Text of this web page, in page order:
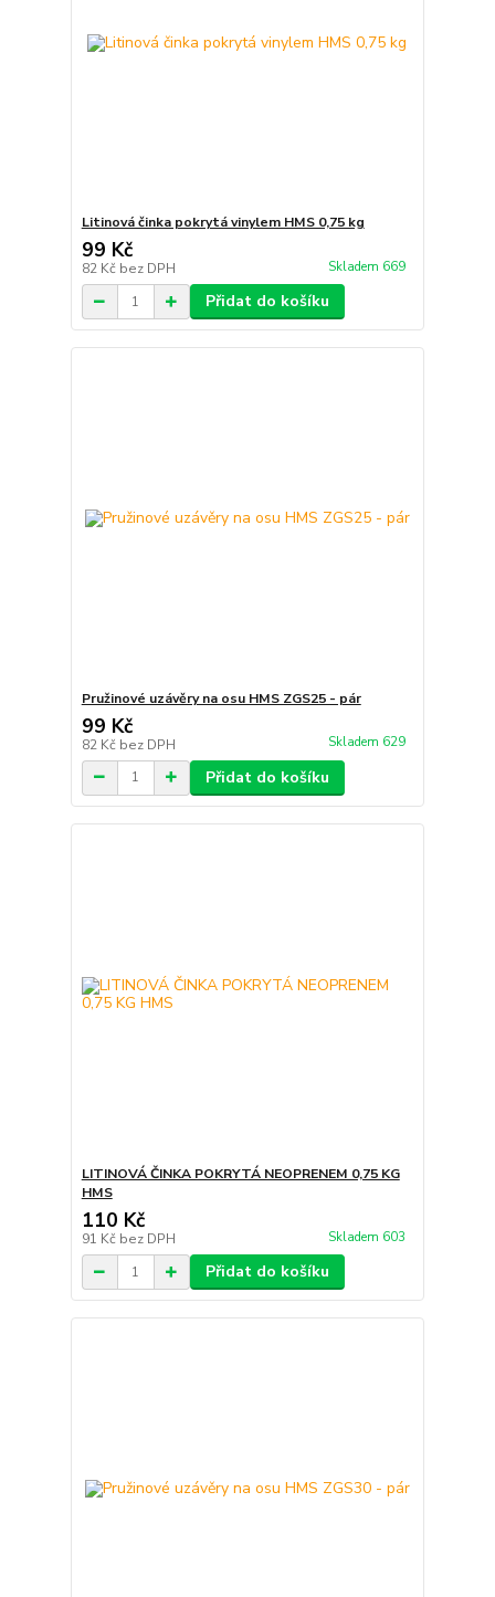
Litinová činka pokrytá vinylem HMS 0,75 kg
99 Kč
82 Kč bez DPH Skladem 669
Přidat do košíku
Pružinové uzávěry na osu HMS ZGS25 - pár
99 Kč
82 Kč bez DPH Skladem 629
Přidat do košíku
LITINOVÁ ČINKA POKRYTÁ NEOPRENEM 0,75 KG
HMS
110 Kč
91 Kč bez DPH Skladem 603
Přidat do košíku